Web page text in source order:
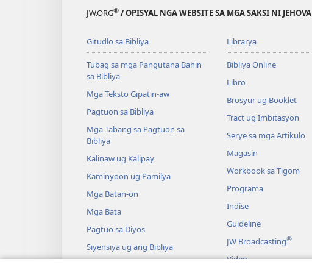
JW.ORG® / OPISYAL NGA WEBSITE SA MGA SAKSI NI JEHOVA
Gitudlo sa Bibliya
Tubag sa mga Pangutana Bahin
sa Bibliya
Mga Teksto Gipatin-aw
Pagtuon sa Bibliya
Mga Tabang sa Pagtuon sa
Bibliya
Kalinaw ug Kalipay
Kaminyoon ug Pamilya
Mga Batan-on
Mga Bata
Pagtuo sa Diyos
Siyensiya ug ang Bibliya
Librarya
Bibliya Online
Libro
Brosyur ug Booklet
Tract ug Imbitasyon
Serye sa mga Artikulo
Magasin
Workbook sa Tigom
Programa
Indise
Guideline
JW Broadcasting®
Video